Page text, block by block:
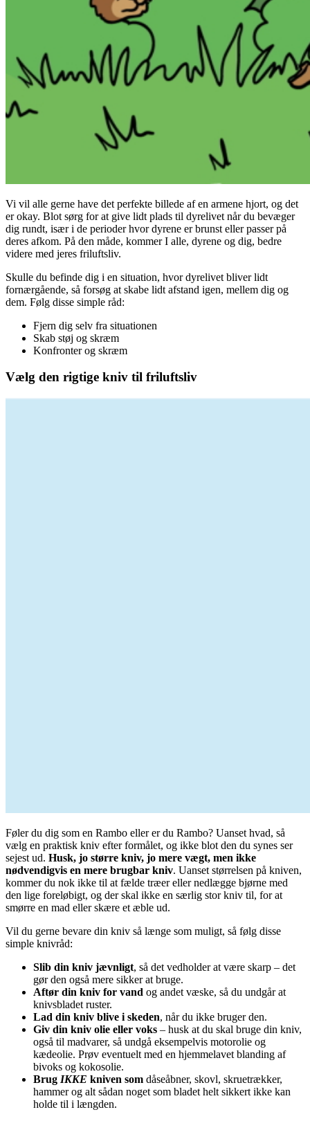
Vi vil alle gerne have det perfekte billede af en armene hjort, og det
er okay. Blot sørg for at give lidt plads til dyrelivet når du bevæger
dig rundt, især i de perioder hvor dyrene er brunst eller passer på
deres afkom. På den måde, kommer I alle, dyrene og dig, bedre
videre med jeres friluftsliv.
Skulle du befinde dig i en situation, hvor dyrelivet bliver lidt
fornærgående, så forsøg at skabe lidt afstand igen, mellem dig og
dem. Følg disse simple råd:
Fjern dig selv fra situationen
Skab støj og skræm
Konfronter og skræm
Vælg den rigtige kniv til friluftsliv
Føler du dig som en Rambo eller er du Rambo? Uanset hvad, så
vælg en praktisk kniv efter formålet, og ikke blot den du synes ser
sejest ud. Husk, jo større kniv, jo mere vægt, men ikke
nødvendigvis en mere brugbar kniv. Uanset størrelsen på kniven,
kommer du nok ikke til at fælde træer eller nedlægge bjørne med
den lige foreløbigt, og der skal ikke en særlig stor kniv til, for at
smørre en mad eller skære et æble ud.
Vil du gerne bevare din kniv så længe som muligt, så følg disse
simple knivråd:
Slib din kniv jævnligt, så det vedholder at være skarp – det
gør den også mere sikker at bruge.
Aftør din kniv for vand og andet væske, så du undgår at
knivsbladet ruster.
Lad din kniv blive i skeden, når du ikke bruger den.
Giv din kniv olie eller voks – husk at du skal bruge din kniv,
også til madvarer, så undgå eksempelvis motorolie og
kædeolie. Prøv eventuelt med en hjemmelavet blanding af
bivoks og kokosolie.
Brug IKKE kniven som dåseåbner, skovl, skruetrækker,
hammer og alt sådan noget som bladet helt sikkert ikke kan
holde til i længden.